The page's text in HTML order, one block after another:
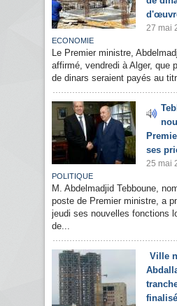
27 mai
ECONOMIE
Le Premier ministre,
affirmé, vendredi à Alger, que
de dinars seraient payés au
ses
25 mai
POLITIQUE
M. Abdelmadjid Tebboune,
poste de Premier ministre, a
jeudi ses nouvelles fonctions
de...
Ville